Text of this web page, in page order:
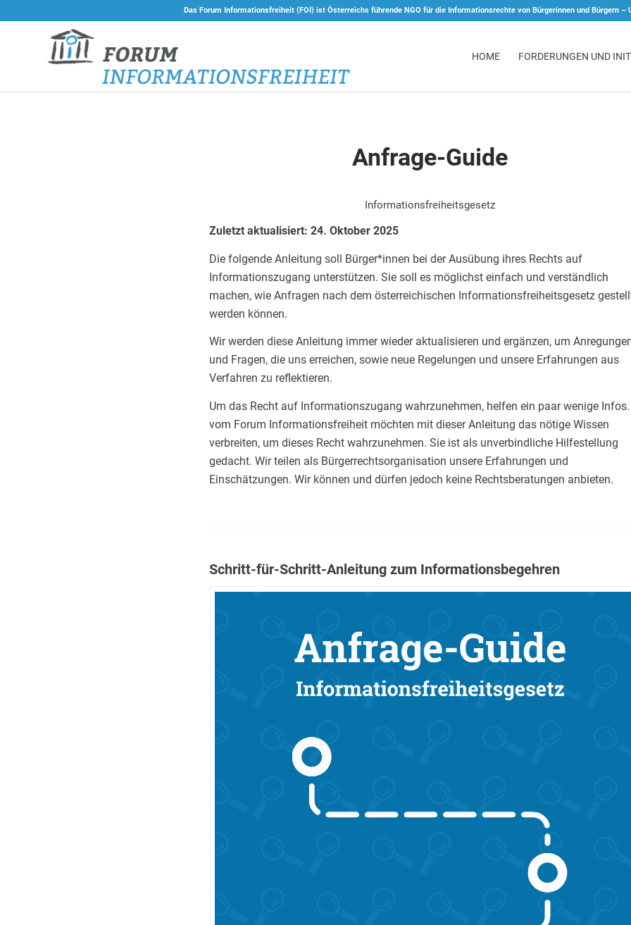
Das Forum Informationsfreiheit (FOI) ist Österreichs führende NGO für die Informationsrechte von Bürgerinnen und Bürgern –
HOME FORDERUNGEN UND
Anfrage-Guide
Informationsfreiheitsgesetz
Zuletzt aktualisiert: 24. Oktober 2025
Die folgende Anleitung soll Bürger*innen bei der Ausübung ihres Rechts auf
Informationszugang unterstützen. Sie soll es möglichst einfach und verständlich
machen, wie Anfragen nach dem österreichischen Informationsfreiheitsgesetz
werden können.
Wir werden diese Anleitung immer wieder aktualisieren und ergänzen, um
und Fragen, die uns erreichen, sowie neue Regelungen und unsere Erfahrungen aus
Verfahren zu reflektieren.
Um das Recht auf Informationszugang wahrzunehmen, helfen ein paar wenige
vom Forum Informationsfreiheit möchten mit dieser Anleitung das nötige Wissen
verbreiten, um dieses Recht wahrzunehmen. Sie ist als unverbindliche Hilfestellung
gedacht. Wir teilen als Bürgerrechtsorganisation unsere Erfahrungen und
Einschätzungen. Wir können und dürfen jedoch keine Rechtsberatungen anbieten.
Schritt-für-Schritt-Anleitung zum Informationsbegehren